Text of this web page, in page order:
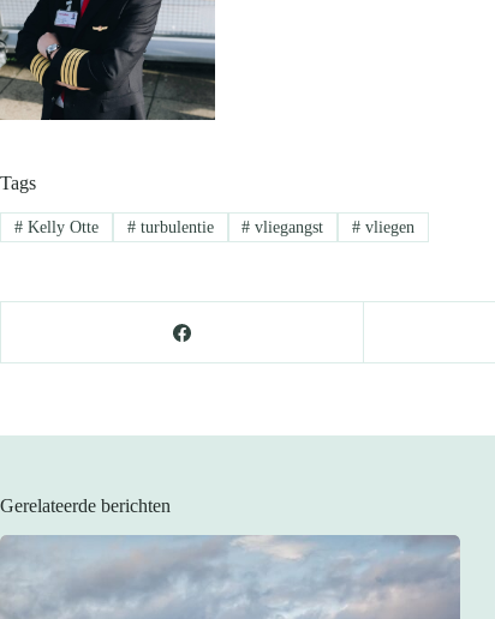
Tags
#Kelly Otte #turbulentie # vliegangst # vliegen
Gerelateerde berichten